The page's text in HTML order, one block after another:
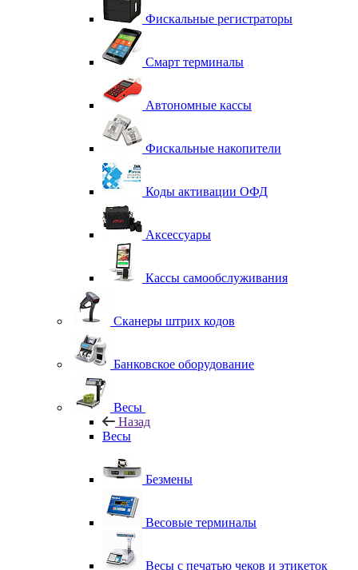
Фискальные регистраторы
Смарт терминалы
Автономные кассы
Фискальные накопители
Коды активации ОФД
Аксессуары
Кассы самообслуживания
Сканеры штрих кодов
Банковское оборудование
Весы
Назад
Весы
Безмены
Весовые терминалы
Весы с печатью чеков и этикеток